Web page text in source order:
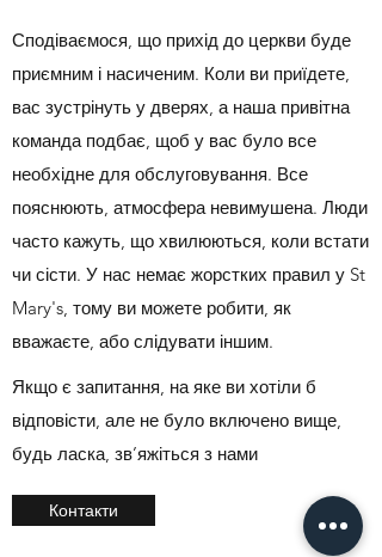
Сподіваємося, що прихід до церкви буде
приємним і насиченим. Коли ви приїдете,
вас зустрінуть у дверях, а наша привітна
команда подбає, щоб у вас було все
необхідне для обслуговування. Все
пояснюють, атмосфера невимушена. Люди
часто кажуть, що хвилюються, коли встати
чи сісти. У нас немає жорстких правил у St
Mary's, тому ви можете робити, як
вважаєте, або слідувати іншим.
Якщо є запитання, на яке ви хотіли б
відповісти, але не було включено вище,
будь ласка, зв’яжіться з нами
Контакти